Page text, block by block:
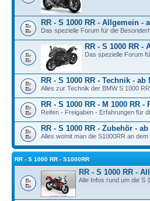
RR - S 1000 RR - Allgemein -
Das spezielle Forum für die
RR - S 1000 RR -
Das spezielle Forum
RR - S 1000 RR - Technik - ab
Alles zur Technik der BMW S 1000
RR - S 1000 RR - M 1000 RR -
Reifen - Freigaben - Erfahrungen für
RR - S 1000 RR - Zubehör -
Alles womit man die S1000RR an
RR - S 1000 RR - S1000RR
RR - S 1000 RR -
Alle Infos rund um die S